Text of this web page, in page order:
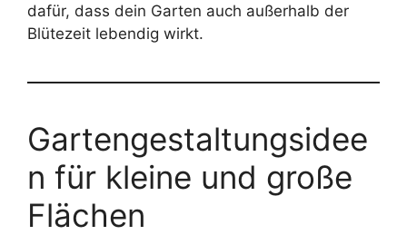
dafür, dass dein Garten auch außerhalb der
Blütezeit lebendig wirkt.
Gartengestaltungsidee
n für kleine und große
Flächen